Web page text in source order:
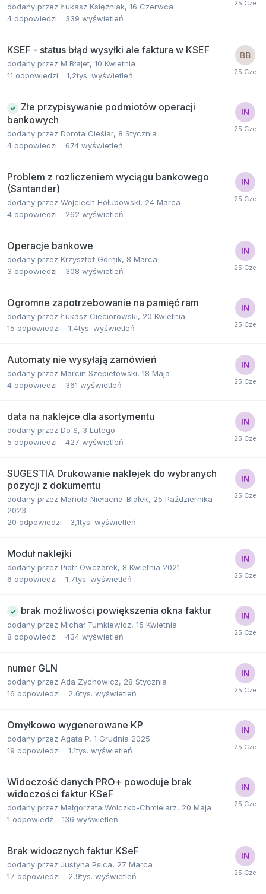
dodany przez Łukasz Księżniak, 16 Czerwca
4 odpowiedzi 339 wyświetleń
KSEF - status błąd wysyłki ale faktura w KSEF
dodany przez M Błajet, 10 Kwietnia
11 odpowiedzi 1,2tys. wyświetleń
Złe przypisywanie podmiotów operacji
bankowych
dodany przez Dorota Cieślar, 8 Stycznia
4 odpowiedzi 674 wyświetleń
Problem z rozliczeniem wyciągu bankowego
(Santander)
dodany przez Wojciech Hołubowski, 24 Marca
4 odpowiedzi 262 wyświetleń
Operacje bankowe
dodany przez Krzysztof Górnik, 8 Marca
3 odpowiedzi 308 wyświetleń
Ogromne zapotrzebowanie na pamięć ram
dodany przez Łukasz Cieciorowski, 20 Kwietnia
15 odpowiedzi 1,4tys. wyświetleń
Automaty nie wysyłają zamówień
dodany przez Marcin Szepietowski, 18 Maja
4 odpowiedzi 361 wyświetleń
data na naklejce dla asortymentu
dodany przez Do S, 3 Lutego
5 odpowiedzi 427 wyświetleń
SUGESTIA Drukowanie naklejek do wybranych
pozycji z dokumentu
dodany przez Mariola Niełacna-Białek, 25 Października
2023
20 odpowiedzi 3,1tys. wyświetleń
Moduł naklejki
dodany przez Piotr Owczarek, 8 Kwietnia 2021
6 odpowiedzi 1,7tys. wyświetleń
brak możliwości powiększenia okna faktur
dodany przez Michał Tumkiewicz, 15 Kwietnia
8 odpowiedzi 434 wyświetleń
numer GLN
dodany przez Ada Zychowicz, 28 Stycznia
16 odpowiedzi 2,6tys. wyświetleń
Omyłkowo wygenerowane KP
dodany przez Agata P, 1 Grudnia 2025
19 odpowiedzi 1,1tys. wyświetleń
Widoczość danych PRO+ powoduje brak
widoczości faktur KSeF
dodany przez Małgorzata Wolczko-Chmielarz, 20 Maja
1 odpowiedź 136 wyświetleń
Brak widocznych faktur KSeF
dodany przez Justyna Psica, 27 Marca
17 odpowiedzi 2,9tys. wyświetleń